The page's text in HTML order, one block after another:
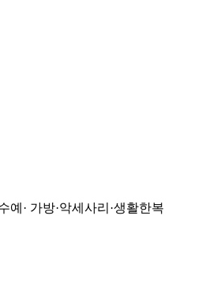
예· 가방·악세사리·생활한복